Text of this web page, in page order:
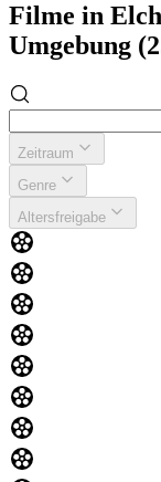
Filme in
Umgebung
Zeitraum
Genre
Altersfreigabe